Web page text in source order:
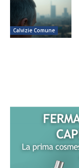
Calvizie Comune